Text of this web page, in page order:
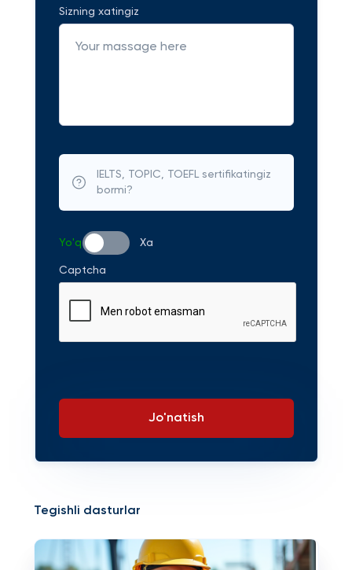
Sizning xatingiz
IELTS, TOPIC, TOEFL sertifikatingiz
bormi?
Yo'q Xa
Captcha
Jo'natish
Tegishli dasturlar